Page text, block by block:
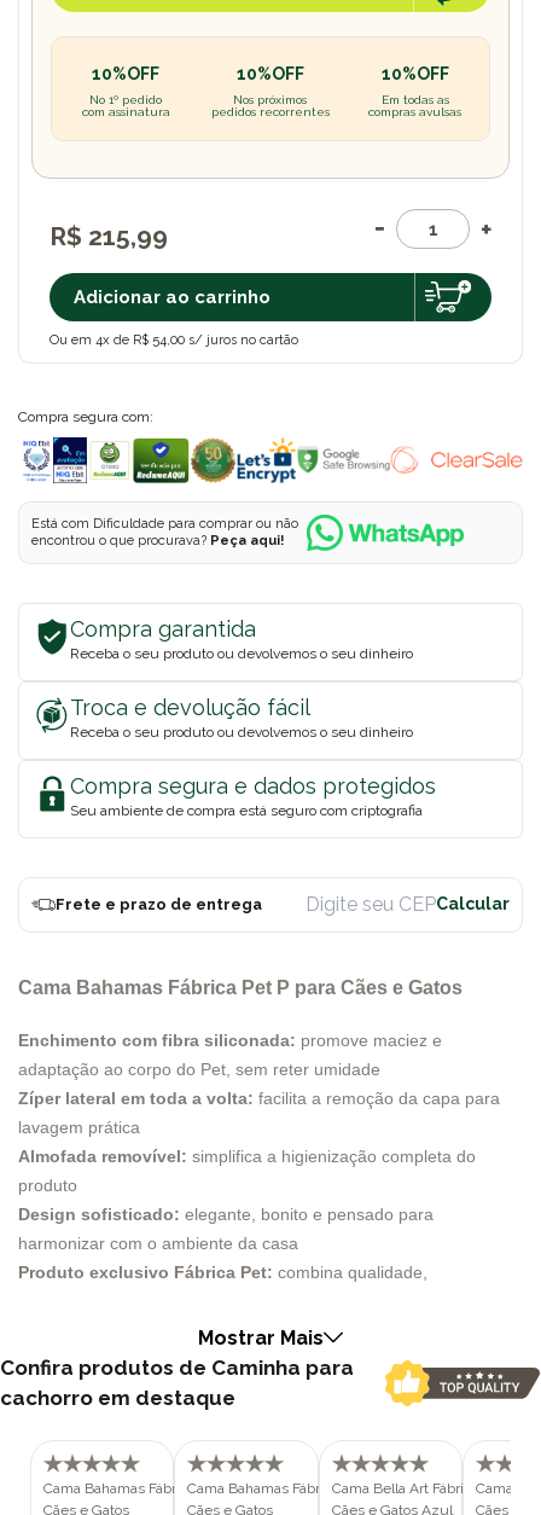
R$ 215,99
Adicionar ao carrinho
Ou em 4x de R$ 54,00 s/ juros no cartão
10%OFF
No 1º pedido
com assinatura
10%OFF
Nos próximos
pedidos recorrentes
10%OFF
Em todas as
compras avulsas
Compra segura com:
Está com Dificuldade para comprar ou não
encontrou o que procurava? Peça aqui!
Compra garantida
Receba o seu produto ou devolvemos o seu dinheiro
Troca e devolução fácil
Receba o seu produto ou devolvemos o seu dinheiro
Compra segura e dados protegidos
Seu ambiente de compra está seguro com criptografia
Frete e prazo de entrega
Cama Bahamas Fábrica Pet P para Cães e Gatos
Enchimento com fibra siliconada: promove maciez e
adaptação ao corpo do Pet, sem reter umidade
Zíper lateral em toda a volta: facilita a remoção da capa para
lavagem prática
Almofada removível: simplifica a higienização completa do
produto
Design sofisticado: elegante, bonito e pensado para
harmonizar com o ambiente da casa
Produto exclusivo Fábrica Pet: combina qualidade,
Três tamanhos disponíveis:adapta-se ao porte do Pet e ao
espaço disponível no ambiente
Durável e ergonômica:
ideal para um descanso de qualidade e
Fácil de limpar:favorece a saúde e o bem-estar do Pet com
manutenção prática
Mostrar Mais
Confira produtos de Caminha para
cachorro em destaque
Cama Bahamas Fábrica Pet G para
Cães e Gatos
Cama Bahamas Fábrica Pet M para
Cães e Gatos
Cama Bella Art Fábrica Pet G
Cães e Gatos Azul
Cama
Cães e